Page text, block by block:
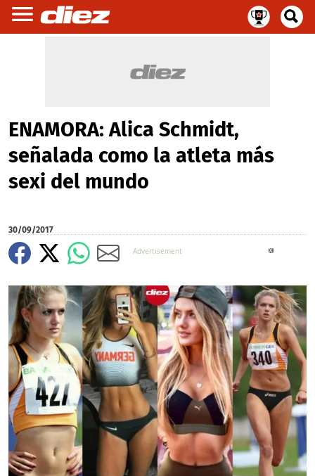
ENAMORA: Alica Schmidt,
señalada como la atleta más
sexi del mundo
30/09/2017
X